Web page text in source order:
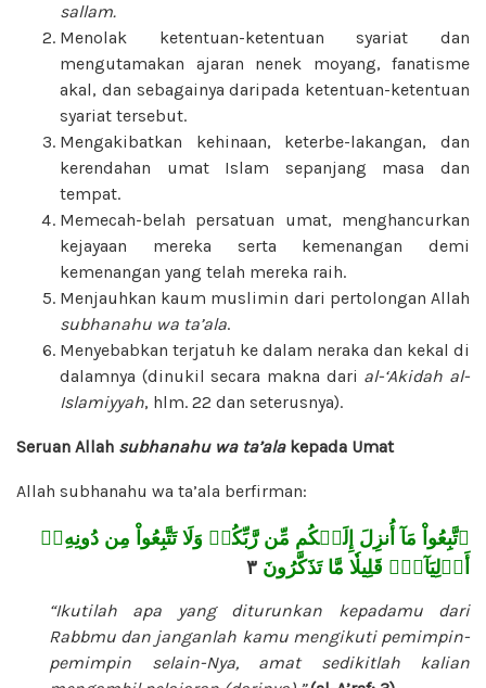
sallam.
Menolak ketentuan-ketentuan syariat dan
mengutamakan ajaran nenek moyang, fanatisme
akal, dan sebagainya daripada ketentuan-ketentuan
syariat tersebut.
Mengakibatkan kehinaan, keterbe-lakangan, dan
kerendahan umat Islam sepanjang masa dan
tempat.
Memecah-belah persatuan umat, menghancurkan
kejayaan mereka serta kemenangan demi
kemenangan yang telah mereka raih.
Menjauhkan kaum muslimin dari pertolongan Allah
subhanahu wa ta’ala.
Menyebabkan terjatuh ke dalam neraka dan kekal di
dalamnya (dinukil secara makna dari al-‘Akidah al-
Islamiyyah, hlm. 22 dan seterusnya).
Seruan Allah subhanahu wa ta’alakepada Umat
Allah subhanahu wa ta’ala berfirman:
ٱتَّبِعُواْ مَآ أُنزِلَ إِلَيۡكُم مِّن رَّبِّكُمۡ وَلَا تَتَّبِعُواْ مِن دُونِهِۦٓ
أَوۡلِيَآءَۗ قَلِيلٗا مَّا تَذَكَّرُونَ
“Ikutilah apa yang diturunkan kepadamu dari
Rabbmu dan janganlah kamu mengikuti pemimpin-
pemimpin selain-Nya, amat sedikitlah kalian